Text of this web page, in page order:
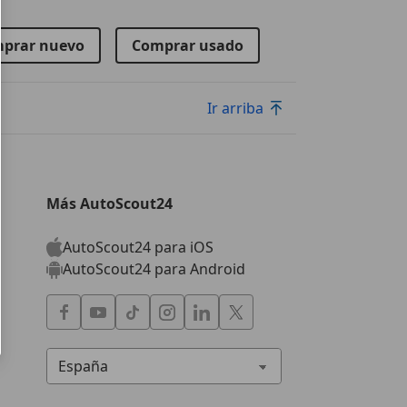
nuevo Comprar usado
Ir arriba
Más AutoScout24
AutoScout24 para iOS
AutoScout24 para Android